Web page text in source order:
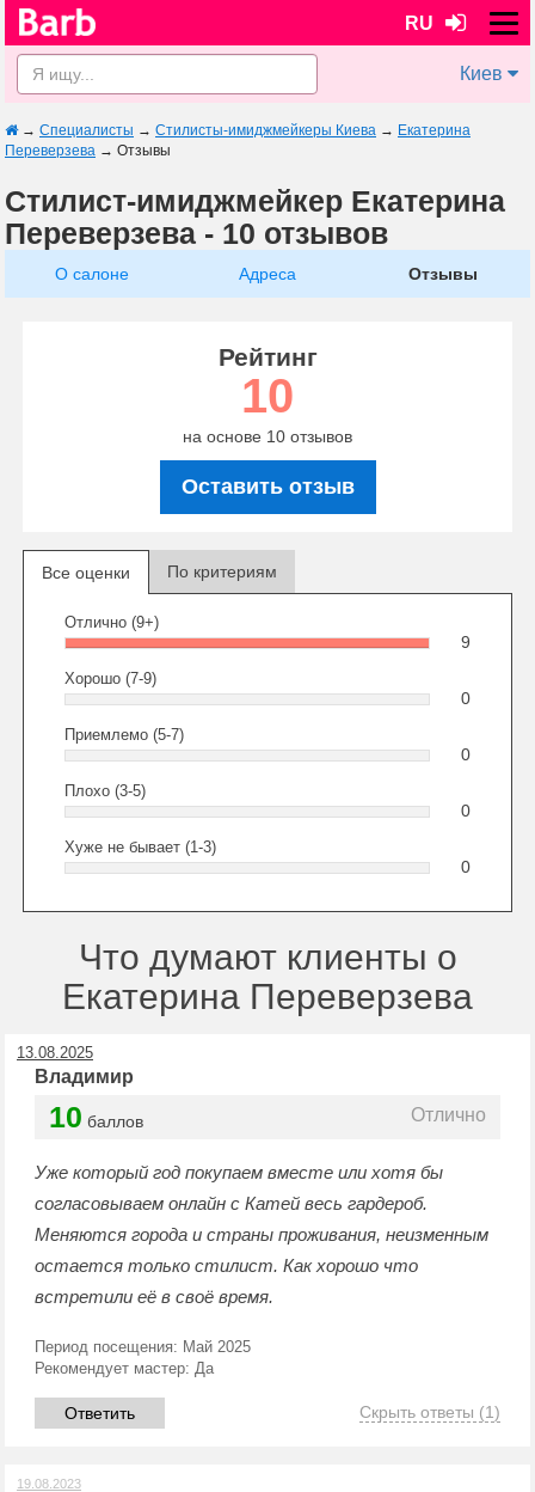
RU
Киев
→ Специалисты → Стилисты-имиджмейкеры Киева → Екатерина
Переверзева → Отзывы
Стилист-имиджмейкер Екатерина
Переверзева - 10 отзывов
О салоне Адреса Отзывы
Рейтинг
10
на основе 10 отзывов
Оставить отзыв
Все оценки По критериям
Отлично (9+)
9
Хорошо (7-9)
0
Приемлемо (5-7)
0
Плохо (3-5)
0
Хуже не бывает (1-3)
0
Что думают клиенты о
Екатерина Переверзева
13.08.2025
Владимир
10 баллов Отлично
Уже который год покупаем вместе или хотя бы
согласовываем онлайн с Катей весь гардероб.
Меняются города и страны проживания, неизменным
остается только стилист. Как хорошо что
встретили её в своё время.
Период посещения: Май 2025
Рекомендует мастер: Да
Ответить Скрыть ответы (1)
19.08.2023